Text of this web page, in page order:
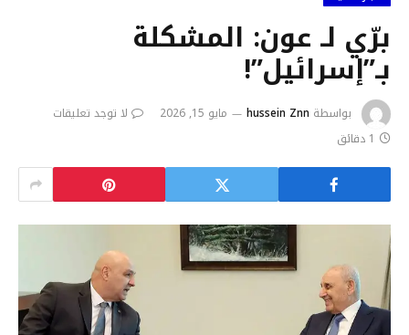
برّي لـ عون: المشكلة
بـ”إسرائيل”!
بواسطة hussein Znn مايو 15, 2026
لا توجد تعليقات
1 دقائق